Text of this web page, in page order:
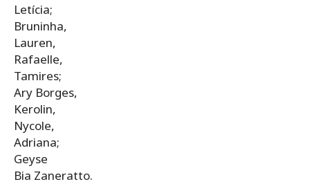
Letícia;
Bruninha,
Lauren,
Rafaelle,
Tamires;
Ary Borges,
Kerolin,
Nycole,
Adriana;
Geyse
Bia Zaneratto.